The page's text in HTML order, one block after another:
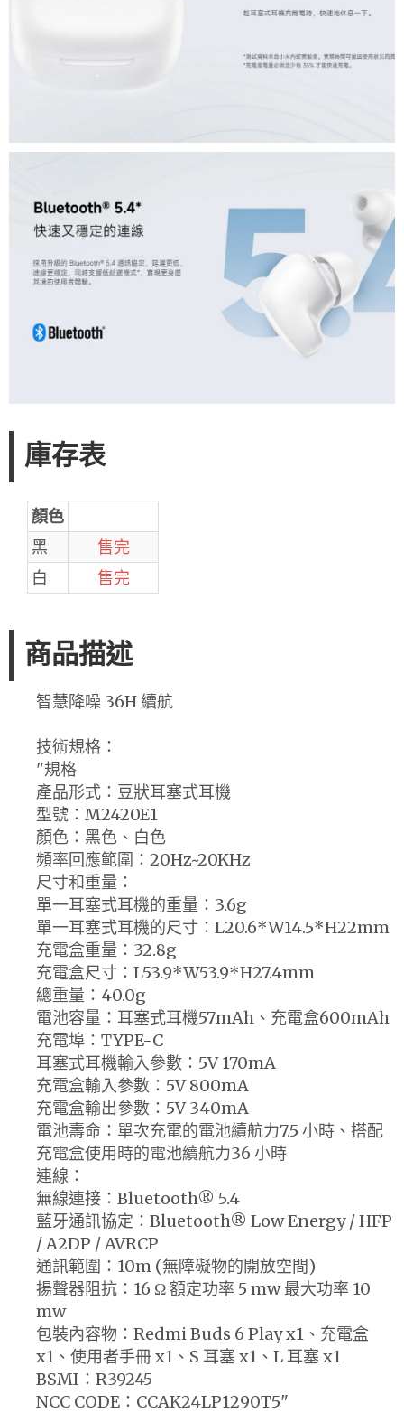
庫存表
顏色
黑
售完
白
售完
商品描述
智慧降噪 36H 續航
技術規格：
"規格
產品形式：豆狀耳塞式耳機
型號：M2420E1
顏色：黑色、白色
頻率回應範圍：20Hz~20KHz
尺寸和重量：
單一耳塞式耳機的重量：3.6g
單一耳塞式耳機的尺寸：L20.6*W14.5*H22mm
充電盒重量：32.8g
充電盒尺寸：L53.9*W53.9*H27.4mm
總重量：40.0g
電池容量：耳塞式耳機57mAh、充電盒600mAh
充電埠：TYPE-C
耳塞式耳機輸入參數：5V 170mA
充電盒輸入參數：5V 800mA
充電盒輸出參數：5V 340mA
電池壽命：單次充電的電池續航力7.5 小時、搭配
充電盒使用時的電池續航力36 小時
連線：
無線連接：Bluetooth® 5.4
藍牙通訊協定：Bluetooth® Low Energy / HFP
/ A2DP / AVRCP
通訊範圍：10m (無障礙物的開放空間)
揚聲器阻抗：16 Ω 額定功率 5 mw 最大功率 10
mw
包裝內容物：Redmi Buds 6 Play x1、充電盒
x1、使用者手冊 x1、S 耳塞 x1、L 耳塞 x1
BSMI：R39245
NCC CODE：CCAK24LP1290T5"